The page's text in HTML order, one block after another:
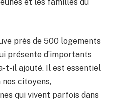
et les familles du
près de 500 logements
présente d’importants
t-il ajouté. Il est essentiel
nos citoyens,
qui vivent parfois dans